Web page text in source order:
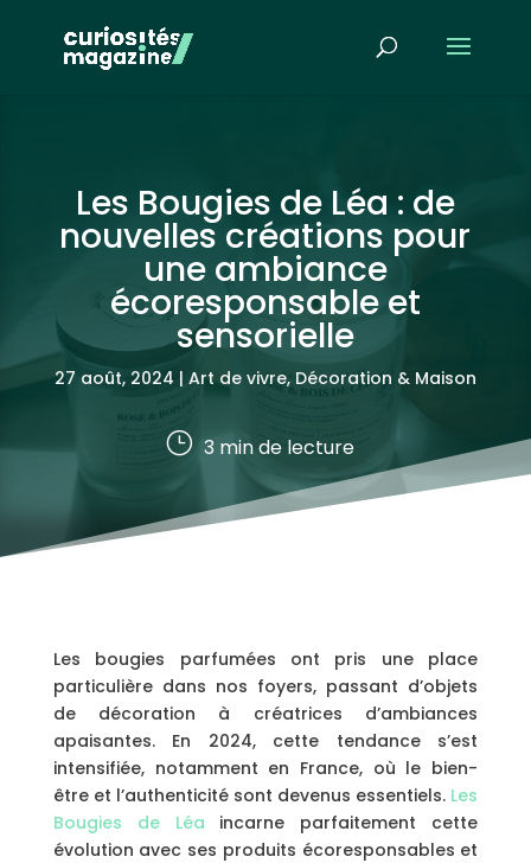
Les Bougies de Léa : de
nouvelles créations pour
une ambiance
écoresponsable et
sensorielle
27 août, 2024 | Art de vivre, Décoration & Maison
} 3min de lecture
Les bougies parfumées ont pris une place
particulière dans nos foyers, passant d’objets
de décoration à créatrices d’ambiances
apaisantes. En 2024, cette tendance s’est
intensifiée, notamment en France, où le bien-
être et l’authenticité sont devenus essentiels. Les
Bougies de Léa incarne parfaitement cette
évolution avec ses produits écoresponsables et